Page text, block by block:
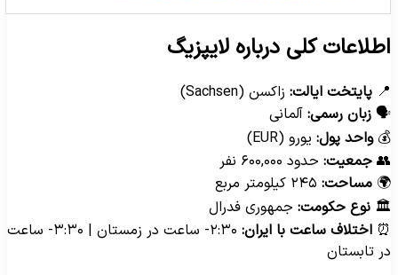
کلی درباره لایپزیگ
پایتخت ایالت:زاکسن (Sachsen)
زبان رسمی:آلمانی
واحد پول:یورو (EUR)
جمعیت:حدود ۶۰۰,۰۰۰ نفر
مساحت:۲۴۵ کیلومتر مربع
نوع حکومت:جمهوری فدرال
اختلاف ساعت با ایران:
۲:۳۰- ساعت در زمستان | ۳:۳۰- ساعت
تابستان